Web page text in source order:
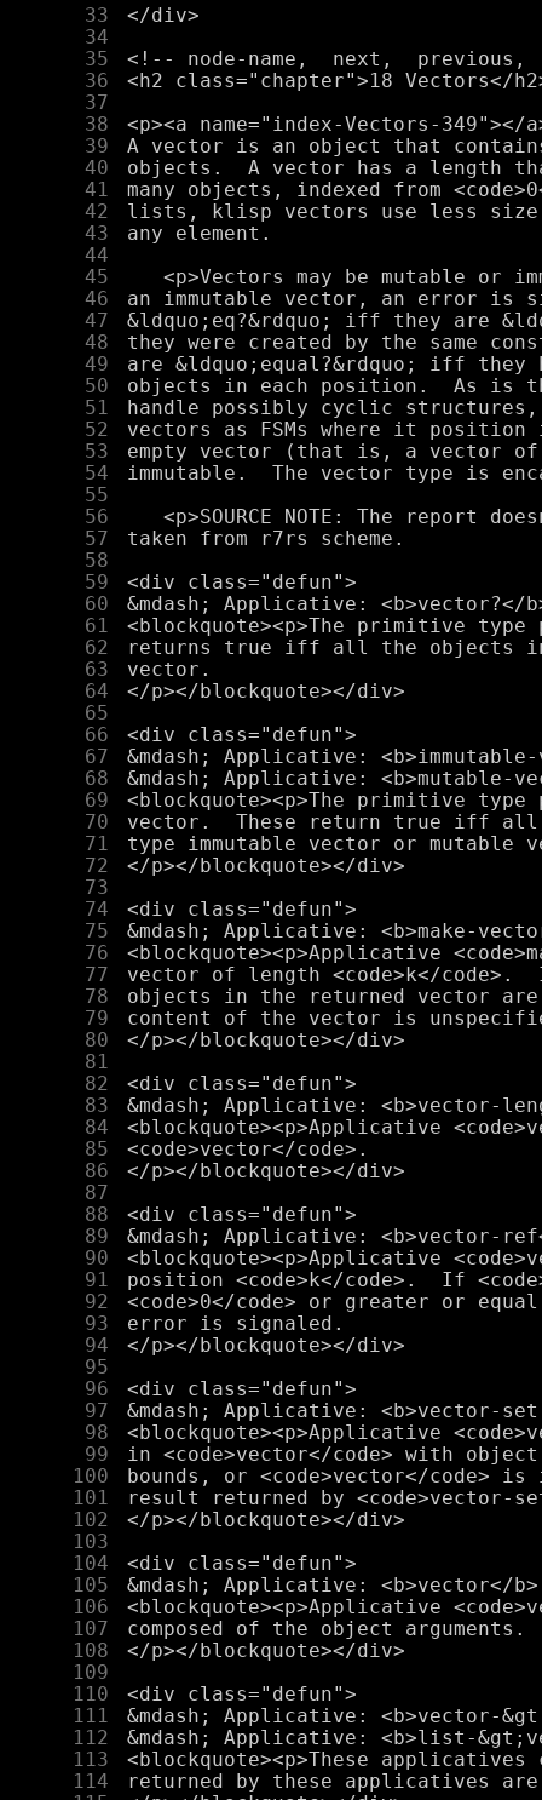
     33
     34
     35
     36
     37
     38
     39
     40
     41
     42
     43
     44
     45
     46
     47
     48
     49
     50
     51
     52
     53
     54
     55
     56
     57
     58
     59
     60
     61
     62
     63
     64
     65
     66
     67
     68
     69
     70
     71
     72
     73
     74
     75
     76
     77
     78
     79
     80
     81
     82
     83
     84
     85
     86
     87
     88
     89
     90
     91
     92
     93
     94
     95
     96
     97
     98
     99
    100
    101
    102
    103
    104
    105
    106
    107
    108
    109
    110
    111
    112
    113
    114